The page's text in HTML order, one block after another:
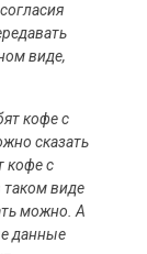
виде,
кофе с
сказать
кофе с
виде
можно. А
данные